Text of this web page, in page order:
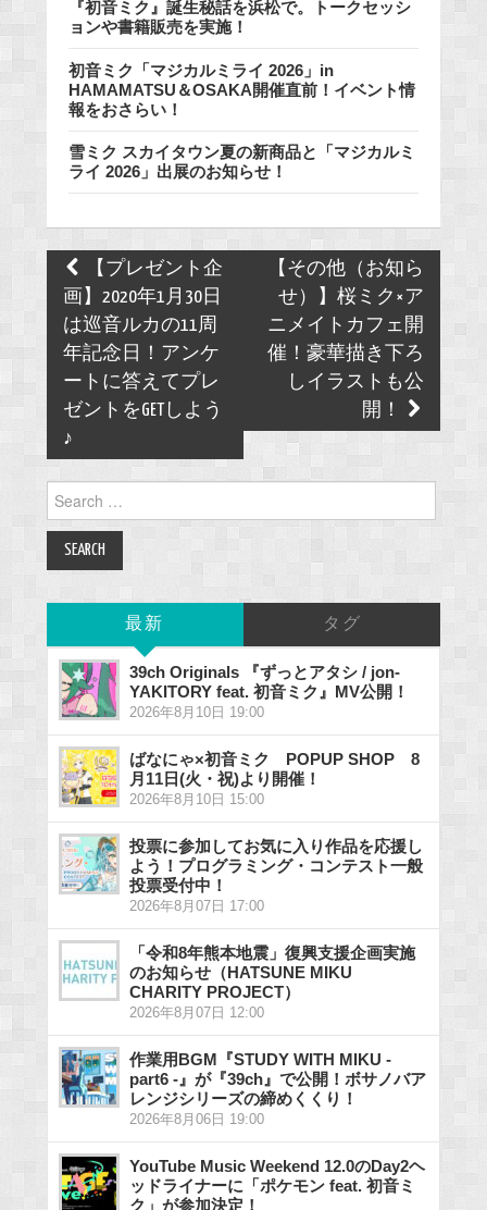
『初音ミク』誕生秘話を浜松で。トークセッシ
ョンや書籍販売を実施！
初音ミク「マジカルミライ 2026」in
HAMAMATSU＆OSAKA開催直前！イベント情
報をおさらい！
雪ミク スカイタウン夏の新商品と「マジカルミ
ライ 2026」出展のお知らせ！
Post
navigation
【プレゼント企
画】2020年1月30日
は巡音ルカの11周
年記念日！アンケ
ートに答えてプレ
ゼントをGETしよう
♪
【その他（お知ら
せ）】桜ミク×ア
ニメイトカフェ開
催！豪華描き下ろ
しイラストも公
開！
for:
最新 タグ
39ch Originals 『ずっとアタシ / jon-
YAKITORY feat. 初音ミク』MV公開！
2026年8月10日 19:00
ばなにゃ×初音ミク POPUP SHOP 8
月11日(火・祝)より開催！
2026年8月10日 15:00
投票に参加してお気に入り作品を応援し
よう！プログラミング・コンテスト一般
投票受付中！
2026年8月07日 17:00
「令和8年熊本地震」復興支援企画実施
のお知らせ（HATSUNE MIKU
CHARITY PROJECT）
2026年8月07日 12:00
作業用BGM『STUDY WITH MIKU -
part6 -』が『39ch』で公開！ボサノバア
レンジシリーズの締めくくり！
2026年8月06日 19:00
YouTube Music Weekend 12.0のDay2ヘ
ッドライナーに「ポケモン feat. 初音ミ
ク」が参加決定！